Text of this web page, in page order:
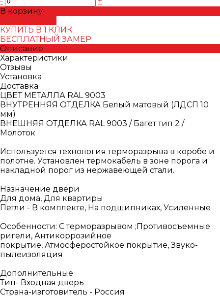
В корзину
КУПИТЬ В 1 КЛИК
БЕСПЛАТНЫЙ ЗАМЕР
Описание
Характеристики
Отзывы
Установка
Доставка
ЦВЕТ МЕТАЛЛА RAL 9003
ВНУТРЕННЯЯ ОТДЕЛКА Белый матовый (ЛДСП 10
мм)
ВНЕШНЯЯ ОТДЕЛКА RAL 9003 / Багет тип 2 /
Молоток
Используется технология терморазрыва в коробе и
полотне. Установлен термокабель в зоне порога и
накладной порог из нержавеющей стали.
Назначение двери
Для дома, Для квартиры
Петли - В комплекте, На подшипниках, Усиленные
Особенности: С терморазрывом ;Противосъемные
ригели, Антикоррозийное
покрытие, Атмосферостойкое покрытие, Звуко-
пылеизоляция
Дополнительные
Тип- Входная дверь
Страна-изготовитель - Россия